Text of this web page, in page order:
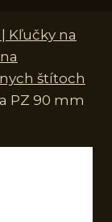
Kľučky na
štítoch
PZ 90 mm